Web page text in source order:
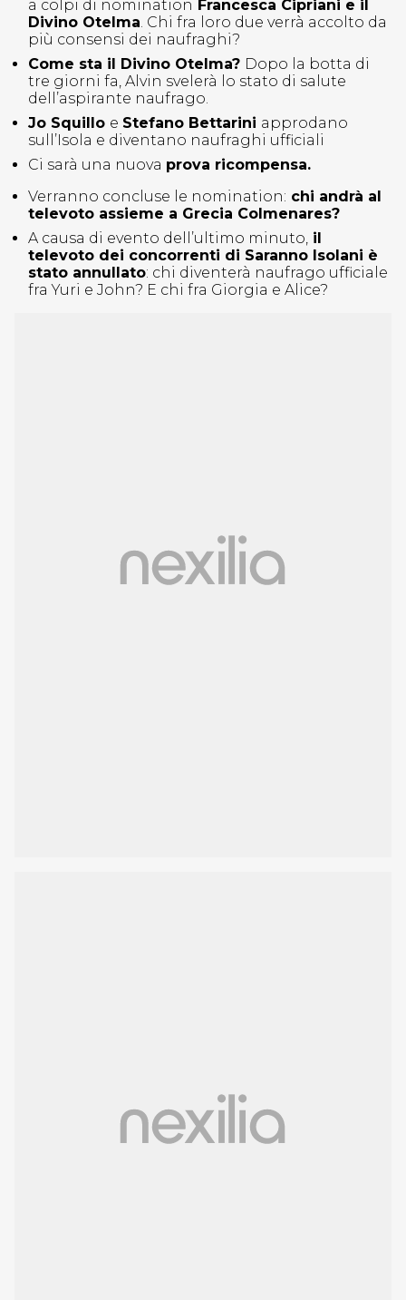
a colpi di nomination Francesca Cipriani e il
Divino Otelma. Chi fra loro due verrà accolto da
più consensi dei naufraghi?
Come sta il Divino Otelma? Dopo la botta di
tre giorni fa, Alvin svelerà lo stato di salute
dell’aspirante naufrago.
Jo Squillo e Stefano Bettarini approdano
sull’Isola e diventano naufraghi ufficiali
Ci sarà una nuova prova ricompensa.
Verranno concluse le nomination: chi andrà al
televoto assieme a Grecia Colmenares?
A causa di evento dell’ultimo minuto, il
televoto dei concorrenti di Saranno Isolani è
stato annullato: chi diventerà naufrago ufficiale
fra Yuri e John? E chi fra Giorgia e Alice?